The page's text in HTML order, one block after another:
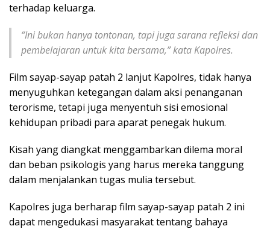
terhadap keluarga.
“Ini bukan hanya tontonan, tapi juga sarana refleksi dan
pembelajaran untuk kita bersama,” kata Kapolres.
Film sayap-sayap patah 2 lanjut Kapolres, tidak hanya
menyuguhkan ketegangan dalam aksi penanganan
terorisme, tetapi juga menyentuh sisi emosional
kehidupan pribadi para aparat penegak hukum.
Kisah yang diangkat menggambarkan dilema moral
dan beban psikologis yang harus mereka tanggung
dalam menjalankan tugas mulia tersebut.
Kapolres juga berharap film sayap-sayap patah 2 ini
dapat mengedukasi masyarakat tentang bahaya